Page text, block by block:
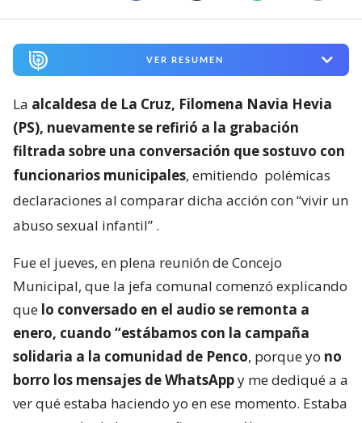
VER RESUMEN
La alcaldesa de La Cruz, Filomena Navia Hevia
(PS), nuevamente se refirió a la grabación
filtrada sobre una conversación que sostuvo con
funcionarios municipales, emitiendo polémicas
declaraciones al comparar dicha acción con “vivir un
abuso sexual infantil” .
Fue el jueves, en plena reunión de Concejo
Municipal, que la jefa comunal comenzó explicando
que lo conversado en el audio se remonta a
enero, cuando “estábamos con la campaña
solidaria a la comunidad de Penco, porque yo no
borro los mensajes de WhatsAppy me dediqué a a
ver qué estaba haciendo yo en ese momento. Estaba